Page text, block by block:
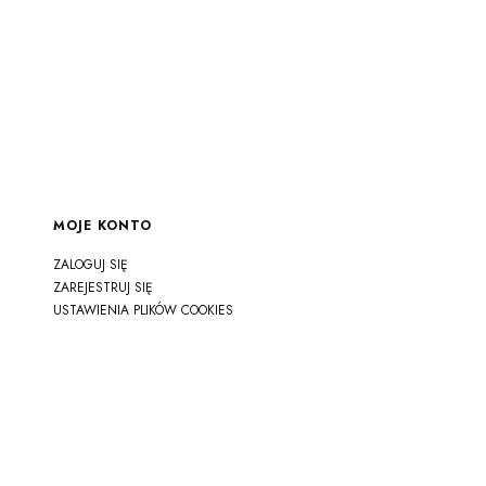
MOJE KONTO
ZALOGUJ SIĘ
ZAREJESTRUJ SIĘ
USTAWIENIA PLIKÓW COOKIES